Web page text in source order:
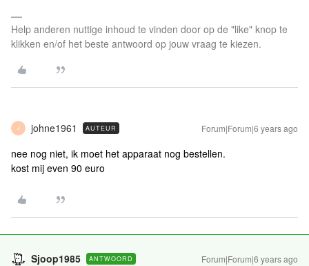
Help anderen nuttige inhoud te vinden door op de "like" knop te
klikken en/of het beste antwoord op jouw vraag te kiezen.
J johne1961 AUTEUR Forum|Forum|6 years ago
nee nog niet, ik moet het apparaat nog bestellen.
kost mij even 90 euro
Sjoop1985 ANTWOORD Forum|Forum|6 years ago